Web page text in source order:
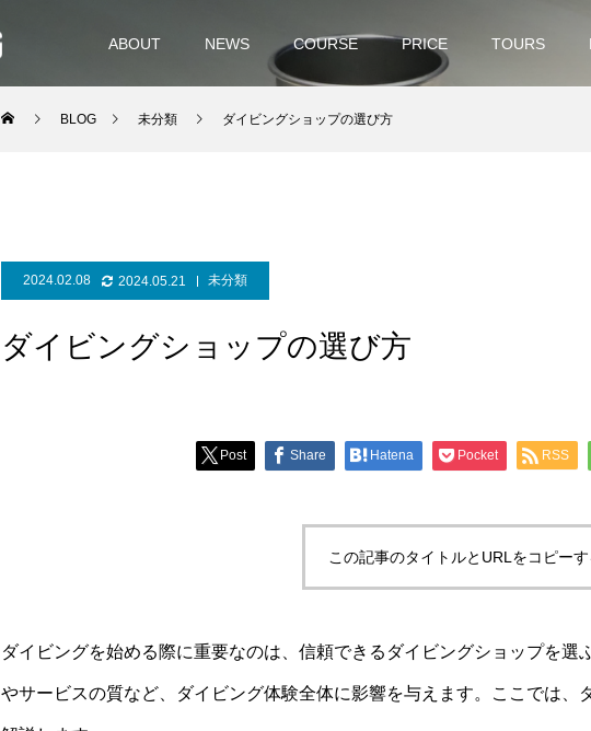
ABOUT NEWS COURSE PRICE TOURS
BLOG 未分類 ダイビングショップの選び方
2024.02.08 2024.05.21 未分類
ダイビングショップの選び方
Post Share Hatena Pocket RSS
この記事のタイトルとURLをコピーす
ダイビングを始める際に重要なのは、信頼できるダイビングショップを選
やサービスの質など、ダイビング体験全体に影響を与えます。ここでは、